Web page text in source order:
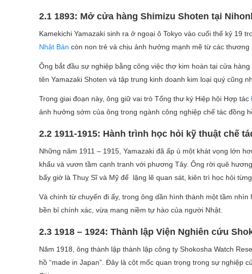
2.1 1893: Mở cửa hàng Shimizu Shoten tại
Kamekichi Yamazaki sinh ra ở ngoại ô Tokyo vào cuối thế kỷ 19
Nhật Bản còn non trẻ và chịu ảnh hưởng mạnh mẽ từ các thương
Ông bắt đầu sự nghiệp bằng công việc thợ kim hoàn tại cửa
tên Yamazaki Shoten và tập trung kinh doanh kim loại quý cũng
Trong giai đoạn này, ông giữ vai trò Tổng thư ký Hiệp hội Hợp tác
ảnh hưởng sớm của ông trong ngành công nghiệp chế tác đồng
2.2 1911-1915: Hành trình học hỏi kỹ thuật chế
Những năm 1911 – 1915, Yamazaki đã ấp ủ một khát vọng lớn
khẩu và vươn tầm cạnh tranh với phương Tây. Ông rời quê
bấy giờ là Thuỵ Sĩ và Mỹ để lặng lẽ quan sát, kiên trì học hỏi từng
Và chính từ chuyến đi ấy, trong ông dần hình thành một tầm
bền bỉ chính xác, vừa mang niềm tự hào của người Nhật.
2.3 1918 – 1924: Thành lập Viện Nghiên cứu
Năm 1918, ông thành lập thành lập công ty Shokosha Watch
hồ “made in Japan”. Đây là cột mốc quan trọng trong sự nghiệp